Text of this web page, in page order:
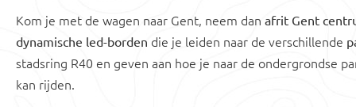
Kom je met de wagen naar Gent, neem dan afrit Gent
dynamische led-borden die je leiden naar de verschillende
stadsring R40 en geven aan hoe je naar de ondergrondse
kan rijden.